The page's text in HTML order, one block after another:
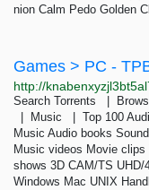
nion Calm Pedo Golden
Games > PC -
Search Torrents |
| Music | Top 100
Music Audio books
Music videos Movie
shows 3D CAM/TS
Windows Mac UNIX